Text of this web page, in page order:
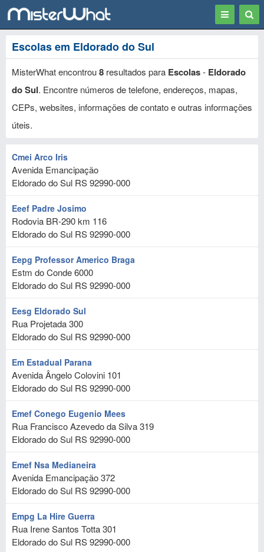
Toggle
Escolas em Eldorado do Sul
MisterWhat encontrou8 resultados para Escolas- Eldorado
do Sul. Encontre números de telefone, endereços, mapas,
CEPs, websites, informações de contato e outras informações
úteis.
Cmei Arco Iris
Avenida Emancipação
Eldorado do Sul RS92990-000
Eeef Padre Josimo
Rodovia BR-290 km 116
Eldorado do Sul RS92990-000
Eepg Professor Americo Braga
Estm do Conde 6000
Eldorado do Sul RS92990-000
Eesg Eldorado Sul
Rua Projetada 300
Eldorado do Sul RS92990-000
Em Estadual Parana
Avenida Ângelo Colovini 101
Eldorado do Sul RS92990-000
Emef Conego Eugenio Mees
Rua Francisco Azevedo da Silva 319
Eldorado do Sul RS92990-000
Emef Nsa Medianeira
Avenida Emancipação 372
Eldorado do Sul RS92990-000
Empg La Hire Guerra
Rua Irene Santos Totta 301
Eldorado do Sul RS92990-000